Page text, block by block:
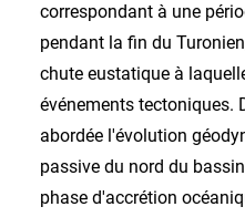
correspondant à une
pendant la fin du
chute eustatique à
événements tectoniques.
abordée l'évolution
passive du nord du
phase d'accrétion